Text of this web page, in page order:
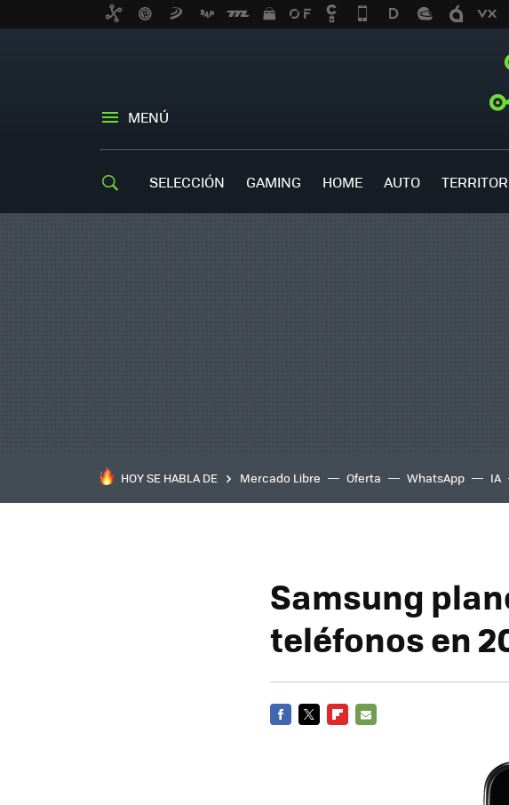
MENÚ
SELECCIÓN GAMING HOME AUTO
HOY SE HABLA DE Mercado Libre Oferta WhatsApp IA
Samsung
teléfonos en